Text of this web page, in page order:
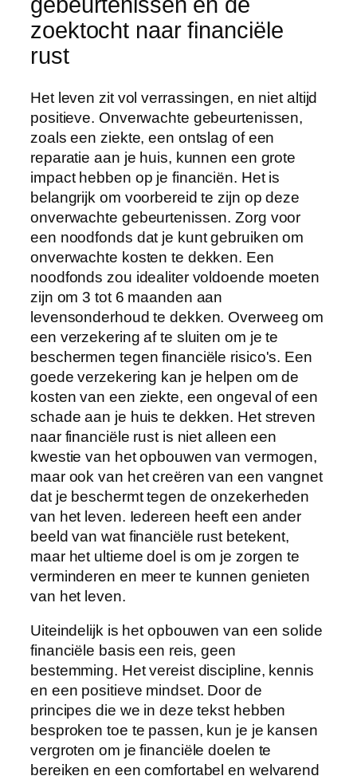
zoektocht naar financiële
rust
Het leven zit vol verrassingen, en niet altijd
positieve. Onverwachte gebeurtenissen,
zoals een ziekte, een ontslag of een
reparatie aan je huis, kunnen een grote
impact hebben op je financiën. Het is
belangrijk om voorbereid te zijn op deze
onverwachte gebeurtenissen. Zorg voor
een noodfonds dat je kunt gebruiken om
onverwachte kosten te dekken. Een
noodfonds zou idealiter voldoende moeten
zijn om 3 tot 6 maanden aan
levensonderhoud te dekken. Overweeg om
een verzekering af te sluiten om je te
beschermen tegen financiële risico's. Een
goede verzekering kan je helpen om de
kosten van een ziekte, een ongeval of een
schade aan je huis te dekken. Het streven
naar financiële rust is niet alleen een
kwestie van het opbouwen van vermogen,
maar ook van het creëren van een vangnet
dat je beschermt tegen de onzekerheden
van het leven. Iedereen heeft een ander
beeld van wat financiële rust betekent,
maar het ultieme doel is om je zorgen te
verminderen en meer te kunnen genieten
van het leven.
Uiteindelijk is het opbouwen van een solide
financiële basis een reis, geen
bestemming. Het vereist discipline, kennis
en een positieve mindset. Door de
principes die we in deze tekst hebben
besproken toe te passen, kun je je kansen
vergroten om je financiële doelen te
bereiken en een comfortabel en welvarend